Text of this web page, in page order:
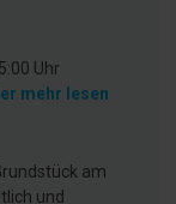
Uhr
mehr lesen
am
und